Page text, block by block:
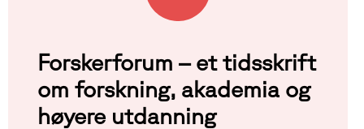
Forskerforum – et tidsskrift
om forskning, akademia og
høyere utdanning